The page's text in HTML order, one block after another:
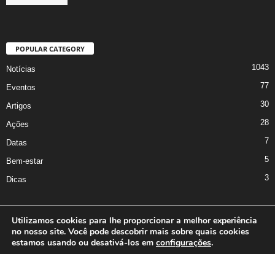
POPULAR CATEGORY
Notícias 1043
Eventos 77
Artigos 30
Ações 28
Datas 7
Bem-estar 5
Dicas 3
A Iniciativa Marcus Nakagawa
Oficina da Comunicação
Utilizamos cookies para lhe proporcionar a melhor experiência
no nosso site. Você pode descobrir mais sobre quais cookies
estamos usando ou desativá-los em configurações.